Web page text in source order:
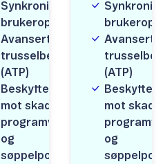
Synkronisert
brukeroppsett*
Avansert
trusselbeskyttelse
(ATP)
Beskyttelse
mot skadelig
programvare
og
søppelpost
Avansert
(ATP)
mot
og